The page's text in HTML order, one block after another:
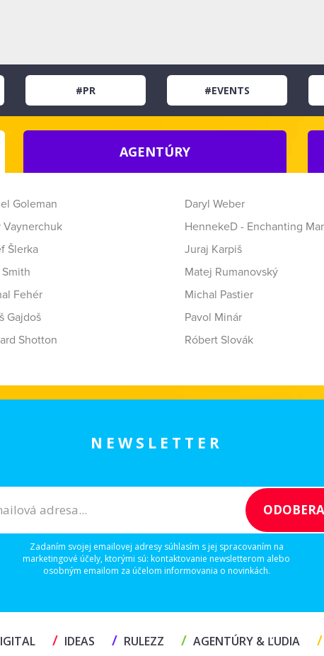
#PR #EVENTS
AGENTÚRY
Goleman Daryl Weber
Vaynerchuk HennekeD - Enchanting
Šlerka Juraj Karpiš
Matej Rumanovský
Fehér Michal Pastier
Gajdoš Pavol Minár
Shotton Róbert Slovák
NEWSLETTER
Zadaním svojej emailovej adresy súhlasím s jej spracovaním na
marketingové účely, ktorými sú: kontaktovanie newsletterom alebo
osobným emailom za účelom informovania o novinkách.
/ IDEAS / RULEZZ / AGENTÚRY & ĽUDIA /